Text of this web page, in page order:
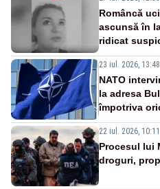
Româncă
ascunsă în
ridicat
23 iul. 2026, 13:48
NATO
la adresa
împotriva
22 iul. 2026, 10:11
Procesul lui
droguri,